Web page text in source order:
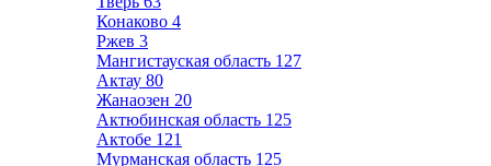
Конаково 4
Ржев 3
Мангистауская область 127
Актау 80
Жанаозен 20
Актюбинская область 125
Актобе 121
Мурманская область 125